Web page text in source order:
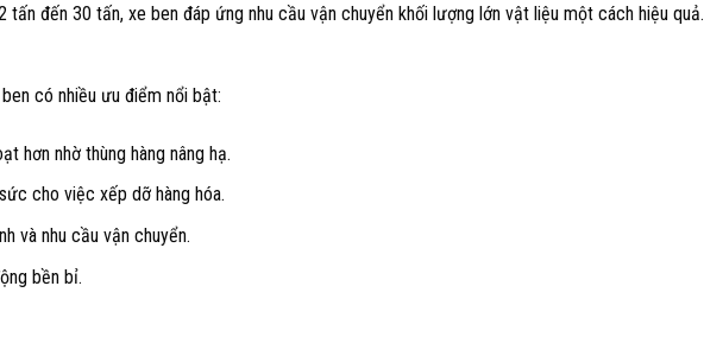
đến 30 tấn, xe ben đáp ứng nhu cầu vận chuyển khối lượng lớn vật liệu một cách hiệu quả.
có nhiều ưu điểm nổi bật:
hơn nhờ thùng hàng nâng hạ.
cho việc xếp dỡ hàng hóa.
và nhu cầu vận chuyển.
bền bỉ.